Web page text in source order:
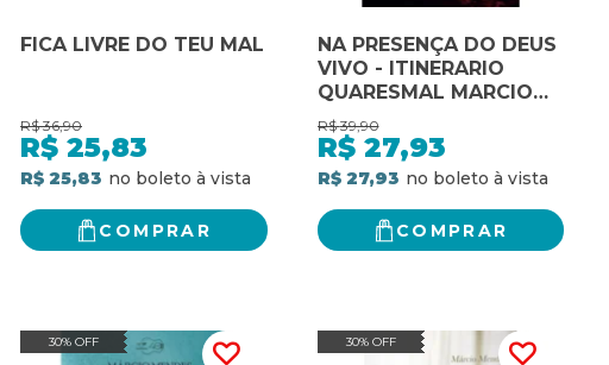
FICA LIVRE DO TEU MAL
R$ 36,90
R$ 25,83
R$ 25,83
COMPRAR
NA PRESENÇA DO DEUS
VIVO - ITINERARIO
QUARESMAL MARCIO
MENDES
R$ 39,90
R$ 27,93
R$ 27,93
COMPRAR
30% OFF 30% OFF